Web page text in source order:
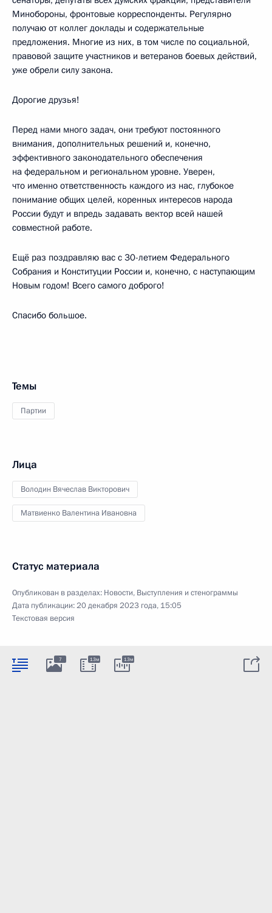
Минобороны, фронтовые корреспонденты. Регулярно
получаю от коллег доклады и содержательные
предложения. Многие из них, в том числе по социальной,
правовой защите участников и ветеранов боевых действий,
уже обрели силу закона.
Дорогие друзья!
Перед нами много задач, они требуют постоянного
внимания, дополнительных решений и, конечно,
эффективного законодательного обеспечения
на федеральном и региональном уровне. Уверен,
что именно ответственность каждого из нас, глубокое
понимание общих целей, коренных интересов народа
России будут и впредь задавать вектор всей нашей
совместной работе.
Ещё раз поздравляю вас с 30-летием Федерального
Собрания и Конституции России и, конечно, с наступающим
Новым годом! Всего самого доброго!
Спасибо большое.
Темы
Партии
Лица
Володин Вячеслав Викторович
Матвиенко Валентина Ивановна
Статус материала
Опубликован в разделах: Новости, Выступления и стенограммы
Дата публикации:20 декабря 2023 года, 15:05
Текстовая версия
7 13м 13м